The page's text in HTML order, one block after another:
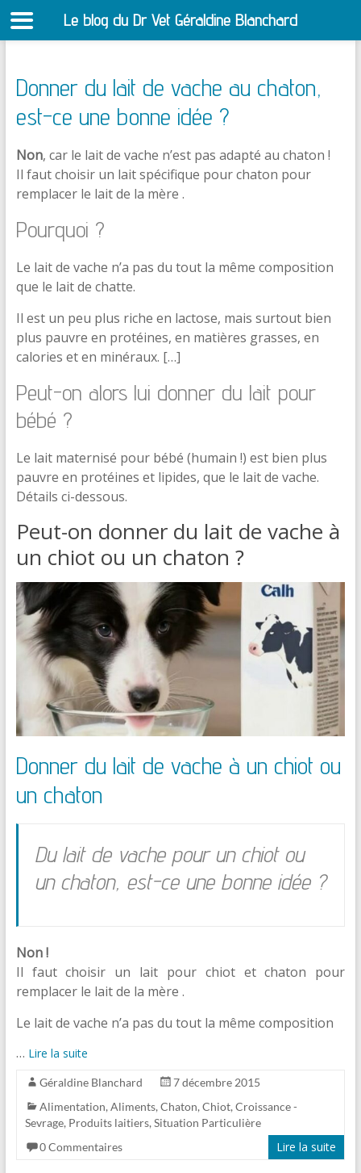
Donner du lait de vache au chaton,
est-ce une bonne idée ?
Non, car le lait de vache n’est pas adapté au chaton !
Il faut choisir un lait spécifique pour chaton pour
remplacer le lait de la mère .
Pourquoi ?
Le lait de vache n’a pas du tout la même composition
que le lait de chatte.
Il est un peu plus riche en lactose, mais surtout bien
plus pauvre en protéines, en matières grasses, en
calories et en minéraux. […]
Peut-on alors lui donner du lait pour
bébé ?
Le lait maternisé pour bébé (humain !) est bien plus
pauvre en protéines et lipides, que le lait de vache.
Détails ci-dessous.
Peut-on donner du lait de vache à
un chiot ou un chaton ?
Donner du lait de vache à un chiot ou
un chaton
Du lait de vache pour un chiot ou
un chaton, est-ce une bonne idée ?
Non !
Il faut choisir un lait pour chiot et chaton pour
remplacer le lait de la mère .
Le lait de vache n’a pas du tout la même composition
… Lire la suite
Géraldine Blanchard
7 décembre 2015
Alimentation, Aliments, Chaton, Chiot, Croissance -
Sevrage, Produits laitiers, Situation Particulière
0 Commentaires
Lire la suite
Le blog du Dr Vet Géraldine Blanchard